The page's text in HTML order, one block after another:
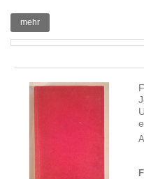
mehr